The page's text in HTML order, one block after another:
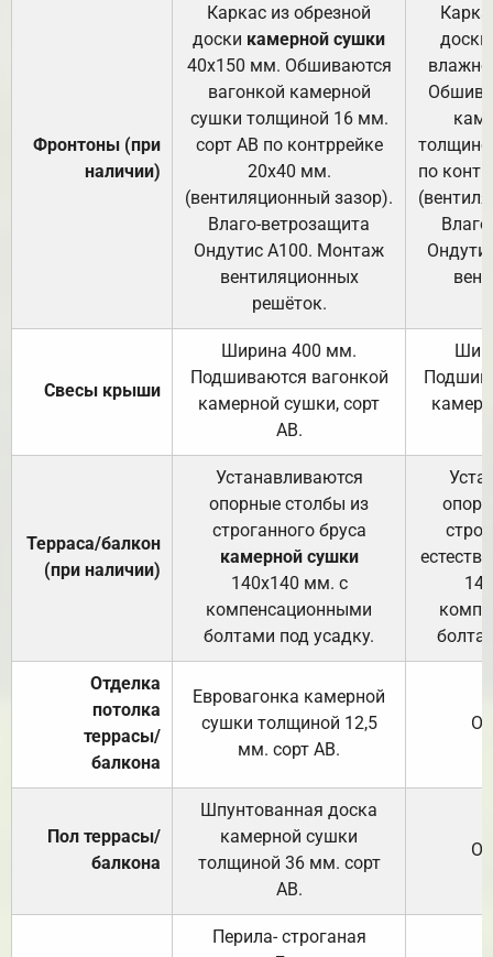
Фронтоны (при
наличии)
Каркас из обрезной
доски камерной сушки
40х150 мм. Обшиваются
вагонкой камерной
сушки толщиной 16 мм.
сорт АВ по контррейке
20х40 мм.
(вентиляционный зазор).
Влаго-ветрозащита
Ондутис А100. Монтаж
вентиляционных
решёток.
доски
по
Свесы крыши
Ширина 400 мм.
Подшиваются вагонкой
камерной сушки, сорт
АВ.
Терраса/балкон
(при наличии)
Устанавливаются
опорные столбы из
строганного бруса
камерной сушки
140х140 мм. с
компенсационными
болтами под усадку.
Отделка
потолка
террасы/
балкона
Евровагонка камерной
сушки толщиной 12,5
мм. сорт АВ.
Пол террасы/
балкона
Шпунтованная доска
камерной сушки
толщиной 36 мм. сорт
АВ.
Перила- строганая